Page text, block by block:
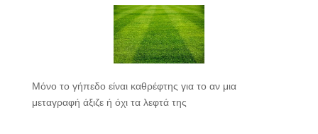
Μόνο το γήπεδο είναι καθρέφτης για το αν μια
μεταγραφή άξιζε ή όχι τα λεφτά της